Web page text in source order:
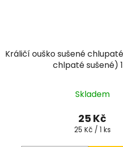
Králičí ouško sušené
chlpaté sušené)
Skladem
25 Kč
Měrná
25 Kč / 1 ks